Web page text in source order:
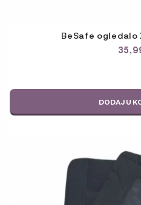
BeSafe ogledalo
DODAJ U